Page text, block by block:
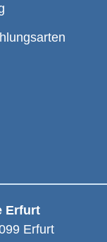
Erfurt
Erfurt